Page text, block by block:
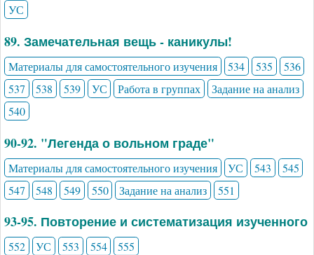
УС
89. Замечательная вещь - каникулы!
Материалы для самостоятельного изучения 534 535
536
537
538 539 УС Работа в группах
Задание на анализ
540
90-92. "Легенда о вольном граде"
Материалы для самостоятельного изучения УС 543
545
547
548 549 550 Задание на анализ 551
93-95. Повторение и систематизация изученного
552 УС 553 554 555